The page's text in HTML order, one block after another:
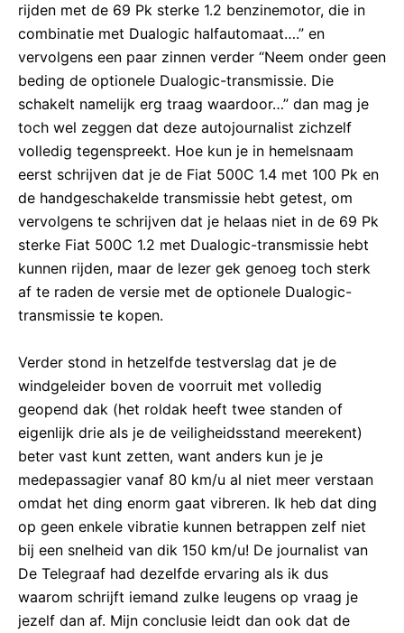
rijden met de 69 Pk sterke 1.2 benzinemotor, die in
combinatie met Dualogic halfautomaat….” en
vervolgens een paar zinnen verder “Neem onder geen
beding de optionele Dualogic-transmissie. Die
schakelt namelijk erg traag waardoor…” dan mag je
toch wel zeggen dat deze autojournalist zichzelf
volledig tegenspreekt. Hoe kun je in hemelsnaam
eerst schrijven dat je de Fiat 500C 1.4 met 100 Pk en
de handgeschakelde transmissie hebt getest, om
vervolgens te schrijven dat je helaas niet in de 69 Pk
sterke Fiat 500C 1.2 met Dualogic-transmissie hebt
kunnen rijden, maar de lezer gek genoeg toch sterk
af te raden de versie met de optionele Dualogic-
transmissie te kopen.
Verder stond in hetzelfde testverslag dat je de
windgeleider boven de voorruit met volledig
geopend dak (het roldak heeft twee standen of
eigenlijk drie als je de veiligheidsstand meerekent)
beter vast kunt zetten, want anders kun je je
medepassagier vanaf 80 km/u al niet meer verstaan
omdat het ding enorm gaat vibreren. Ik heb dat ding
op geen enkele vibratie kunnen betrappen zelf niet
bij een snelheid van dik 150 km/u! De journalist van
De Telegraaf had dezelfde ervaring als ik dus
waarom schrijft iemand zulke leugens op vraag je
jezelf dan af. Mijn conclusie leidt dan ook dat de